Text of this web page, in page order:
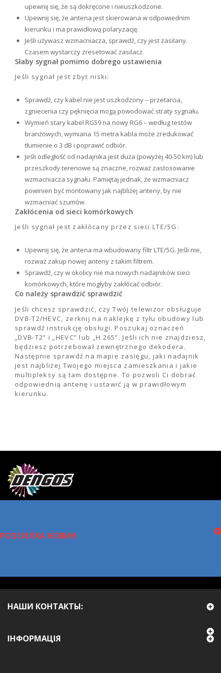
upewnij się, że są dokręcone i nieuszkodzone.
Upewnij się, że antena jest skierowana w odpowiednim
kierunku i ma prawidłową polaryzację.
Jeśli używasz wzmacniacza, sprawdź, czy jest zasilany.
Czasem wystarczy zresetować zasilacz.
Słaby sygnał pomimo dobrego ustawienia
Jeśli sygnał jest zbyt niski:
Sprawdź, czy kabel nie jest uszkodzony – przetarcia,
zgniecenia czy pęknięcia mogą powodować straty sygnału.
Wymień stary kabel RG59 na nowy RG6 – według testów
branżowych, wymiana 15 metra kabla może zredukować
tłumienie o 3 dB i poprawić odbiór.
Jeśli odległość od nadajnika jest duża (powyżej 40-50 km) lub
przeszkody terenowe są znaczne, rozważ zastosowanie
wzmacniacza sygnału. Pamiętaj jednak, że wzmacniacz
powinien być montowany jak najbliżej anteny, by nie
wzmacniać szumów.
Zakłócenia od sieci komórkowych
Jeśli sygnał jest zakłócany przez sieci LTE/5G:
Upewnij się, że antena ma wbudowany filtr LTE/5G. Jeśli nie,
rozważ zakup nowej anteny z takim filtrem.
Sprawdź, czy w okolicy nie ma nowych nadajników sieci
komórkowych, które mogłyby zakłócać odbiór.
Co należy sprawdzić sprawdzić
Jeśli chcesz sprawdzić, czy Twój telewizor obsługuje
DVB-T2/HEVC, zerknij na naklejkę z tyłu obudowy lub
sprawdź instrukcję obsługi. Poszukaj oznaczeń
„DVB-T2” i „HEVC” lub „H.265”. Jeśli ich nie znajdziesz,
będziesz potrzebował zewnętrznego dekodera.
Następnie sprawdź na mapie zasięgu, jaki nadajnik
jest najbliżej Twojego miejsca zamieszkania i jakie
multipleksy są tam dostępne. To pozwoli Ci dobrać
odpowiednią antenę i ustawić ją w prawidłowym
kierunku.
РОЗСИЛКА НОВИН
НАШИ КОНТАКТЫ:
ІНФОРМАЦІЯ